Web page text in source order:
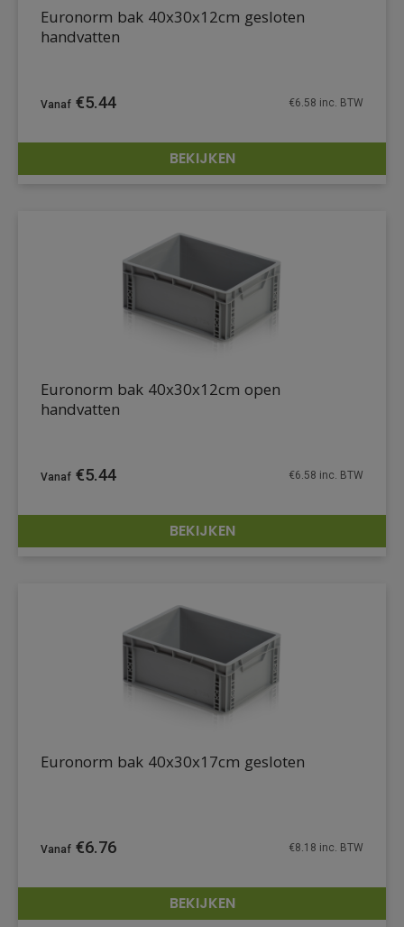
DETAILS
Euronorm bak 40x30x12cm gesloten
handvatten
€5.44 €6.58 inc. BTW
BEKIJKEN
DETAILS
Euronorm bak 40x30x12cm open
handvatten
€5.44 €6.58 inc. BTW
BEKIJKEN
DETAILS
Euronorm bak 40x30x17cm gesloten
€6.76 €8.18 inc. BTW
BEKIJKEN